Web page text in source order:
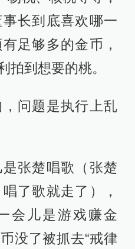
长到底喜欢哪一
足够多的金币，
拍到想要的桃。
问题是执行上乱
张楚唱歌（张楚
了歌就走了），
会儿是游戏赚金
没了被抓去“戒律